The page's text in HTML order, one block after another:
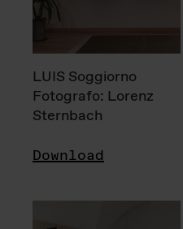
LUIS Soggiorno
Fotografo: Lorenz
Sternbach
Download